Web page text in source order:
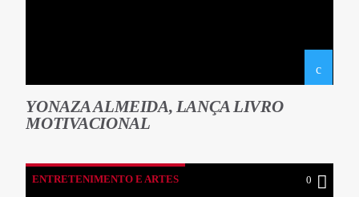
YONAZA ALMEIDA, LANÇA LIVRO
MOTIVACIONAL
ENTRETENIMENTO E ARTES 0